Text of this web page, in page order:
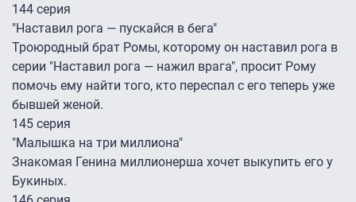
144 серия
"Наставил рога — пускайся в бега"
Троюродный брат Ромы, которому он наставил рога в
серии "Наставил рога — нажил врага", просит Рому
помочь ему найти того, кто переспал с его теперь уже
бывшей женой.
145 серия
"Малышка на три миллиона"
Знакомая Генина миллионерша хочет выкупить его у
Букиных.